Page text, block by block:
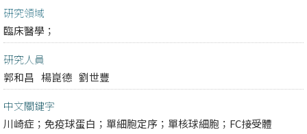
研究領域
臨床醫學；
研究人員
郭和昌 楊崑德 劉世豐
中文關鍵字
川崎症；免疫球蛋白；單細胞定序；單核球細胞；FC接受體